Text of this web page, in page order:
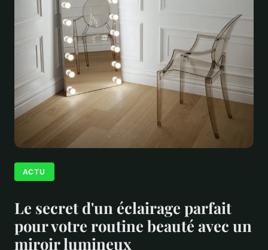
ACTU
Le secret d'un éclairage parfait
pour votre routine beauté avec un
miroir lumineux